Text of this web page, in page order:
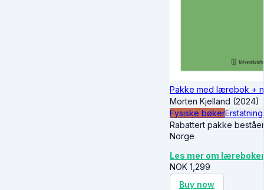
Pakke med lærebok +
Morten Kjelland (2024)
Fysiske bøker
Rabattert pakke
Norge
Les mer om
NOK 1,299
Buy now